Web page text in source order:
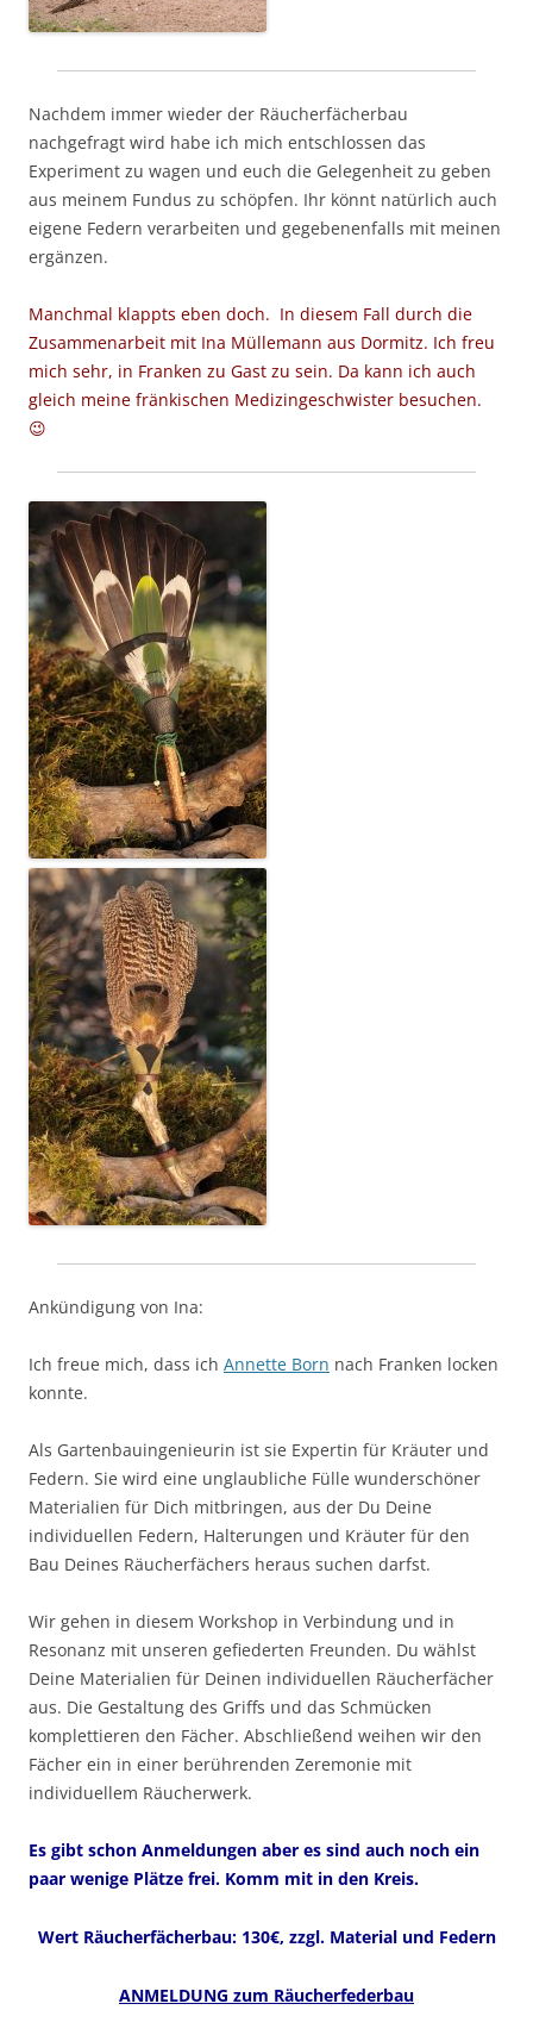
Nachdem immer wieder der Räucherfächerbau
nachgefragt wird habe ich mich entschlossen das
Experiment zu wagen und euch die Gelegenheit zu geben
aus meinem Fundus zu schöpfen. Ihr könnt natürlich auch
eigene Federn verarbeiten und gegebenenfalls mit meinen
ergänzen.
Manchmal klappts eben doch. In diesem Fall durch die
Zusammenarbeit mit Ina Müllemann aus Dormitz. Ich freu
mich sehr, in Franken zu Gast zu sein. Da kann ich auch
gleich meine fränkischen Medizingeschwister besuchen.
😉
Ankündigung von Ina:
Ich freue mich, dass ich Annette Born nach Franken locken
konnte.
Als Gartenbauingenieurin ist sie Expertin für Kräuter und
Federn. Sie wird eine unglaubliche Fülle wunderschöner
Materialien für Dich mitbringen, aus der Du Deine
individuellen Federn, Halterungen und Kräuter für den
Bau Deines Räucherfächers heraus suchen darfst.
Wir gehen in diesem Workshop in Verbindung und in
Resonanz mit unseren gefiederten Freunden. Du wählst
Deine Materialien für Deinen individuellen Räucherfächer
aus. Die Gestaltung des Griffs und das Schmücken
komplettieren den Fächer. Abschließend weihen wir den
Fächer ein in einer berührenden Zeremonie mit
individuellem Räucherwerk.
Es gibt schon Anmeldungen aber es sind auch noch ein
paar wenige Plätze frei. Komm mit in den Kreis.
Wert Räucherfächerbau: 130€, zzgl. Material und Federn
ANMELDUNG zum Räucherfederbau